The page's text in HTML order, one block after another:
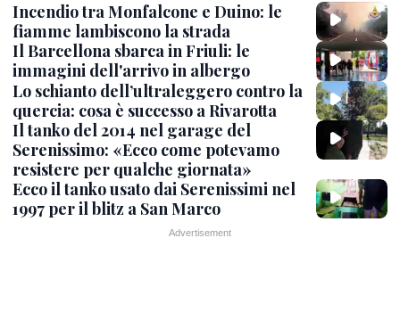
Incendio tra Monfalcone e Duino: le
fiamme lambiscono la strada
Il Barcellona sbarca in Friuli: le
immagini dell'arrivo in albergo
Lo schianto dell’ultraleggero contro la
quercia: cosa è successo a Rivarotta
Il tanko del 2014 nel garage del
Serenissimo: «Ecco come potevamo
resistere per qualche giornata»
Ecco il tanko usato dai Serenissimi nel
1997 per il blitz a San Marco